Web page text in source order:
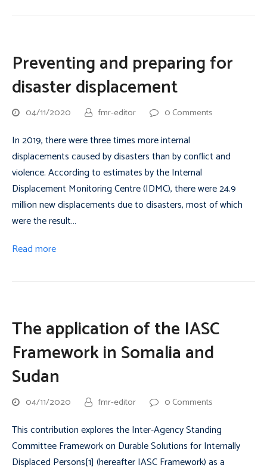
Preventing and preparing for
disaster displacement
04/11/2020 fmr-editor 0 Comments
In 2019, there were three times more internal
displacements caused by disasters than by conflict and
violence. According to estimates by the Internal
Displacement Monitoring Centre (IDMC), there were 24.9
million new displacements due to disasters, most of which
were the result…
Read more
The application of the IASC
Framework in Somalia and
Sudan
04/11/2020 fmr-editor 0 Comments
This contribution explores the Inter-Agency Standing
Committee Framework on Durable Solutions for Internally
Displaced Persons[1] (hereafter IASC Framework) as a